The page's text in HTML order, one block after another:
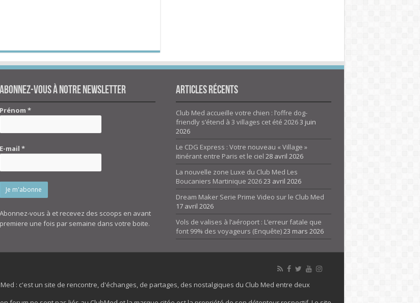
Abonnez-vous à notre newsletter
Prénom*
E-mail*
Abonnez-vous à et recevez des scoops en avant
premiere une fois par semaine dans votre boite.
Articles Récents
Club Med accueille votre chien : l’offre dog-
friendly s’étend à 3 villages cet été 20263 juin
2026
Le CDG Express : Votre nouveau « Village »
itinérant entre Paris et le ciel 28 avril 2026
La nouvelle zone Luxe du Club Med Les
Boucaniers Martinique 202623 avril 2026
Dream Maker Serie Prime Video sur le Club Med
17 avril 2026
Vols de valises à l’aéroport : L’erreur fatale que
font 99% des voyageurs (Enquête)23 mars 2026
: c'est un site de rencontre, d'échanges, de partages, des nostalgiques du Club Med entre deux